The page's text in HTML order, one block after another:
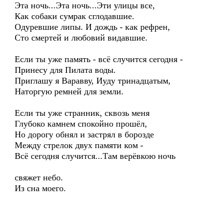
Эта ночь...Эта ночь...Эти улицы все,
Как собаки сумрак сглодавшие.
Одуревшие липы. И дождь - как рефрен,
Сто смертей и любовий видавшие.
Если ты уже память - всё случится сегодня -
Принесу для Пилата воды.
Приглашу я Варавву, Иуду тринадцатым,
Наторгую ремней для земли.
Если ты уже странник, сквозь меня
Глубоко камнем спокойно прошёл,
Но дорогу обнял и застрял в борозде
Между стрелок двух памяти ком -
Всё сегодня случится...Там верёвкою ночь
свяжет небо.
Из сна моего.